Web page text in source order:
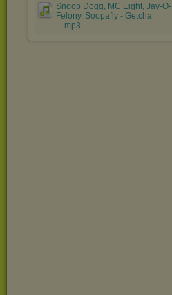
Snoop Dogg, MC Eight, Jay-O-
Felony, Soopafly - Getcha
....mp3